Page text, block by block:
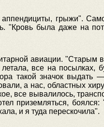
грыжи".
"Кровь была даже на
авиации. "Старым
все на посылках,
такой значок выдать
а нас, областных
все вывалилось,
приземляться,
и я туда перескочила".